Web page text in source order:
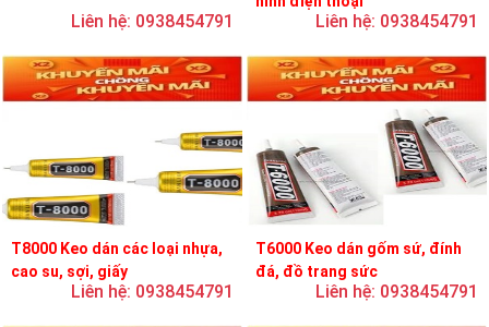
Liên hệ: 0938454791 Liên hệ: 0938454791
T8000 Keo dán các loại nhựa,
cao su, sợi, giấy
Liên hệ: 0938454791
T6000 Keo dán gốm sứ, đính
đá, đồ trang sức
Liên hệ: 0938454791